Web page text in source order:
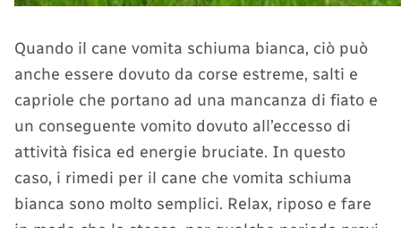
Quando il cane vomita schiuma bianca, ciò può
anche essere dovuto da corse estreme, salti e
capriole che portano ad una mancanza di fiato e
un conseguente vomito dovuto all’eccesso di
attività fisica ed energie bruciate. In questo
caso, i rimedi per il cane che vomita schiuma
bianca sono molto semplici. Relax, riposo e fare